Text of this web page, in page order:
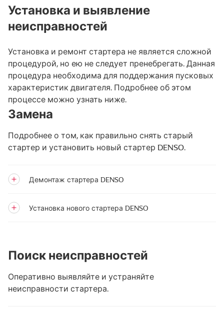
Установка и выявление
неисправностей
Установка и ремонт стартера не является сложной
процедурой, но ею не следует пренебрегать. Данная
процедура необходима для поддержания пусковых
характеристик двигателя. Подробнее об этом
процессе можно узнать ниже.
Замена
Подробнее о том, как правильно снять старый
стартер и установить новый стартер DENSO.
Демонтаж стартера DENSO
Установка нового стартера DENSO
Поиск неисправностей
Оперативно выявляйте и устраняйте
неисправности стартера.